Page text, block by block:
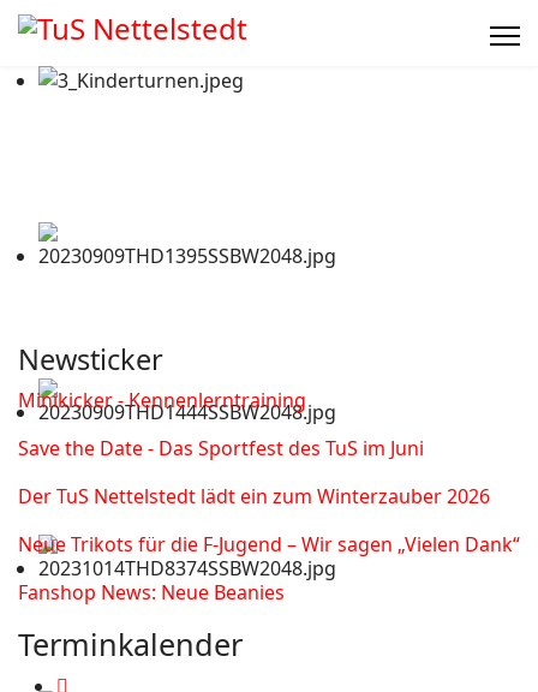
Newsticker
Minikicker - Kennenlerntraining
Save the Date - Das Sportfest des TuS im Juni
Der TuS Nettelstedt lädt ein zum Winterzauber 2026
Neue Trikots für die F-Jugend – Wir sagen „Vielen Dank“
Fanshop News: Neue Beanies
Terminkalender